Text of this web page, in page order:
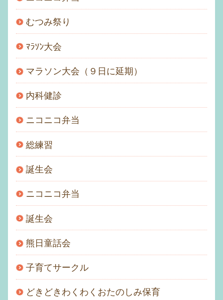
むつみ祭り
ﾏﾗｿﾝ大会
マラソン大会（９日に延期）
内科健診
ニコニコ弁当
総練習
誕生会
ニコニコ弁当
誕生会
熊日童話会
子育てサークル
どきどきわくわくおたのしみ保育